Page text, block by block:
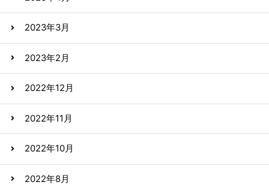
2023年3月
2023年2月
2022年12月
2022年11月
2022年10月
2022年8月